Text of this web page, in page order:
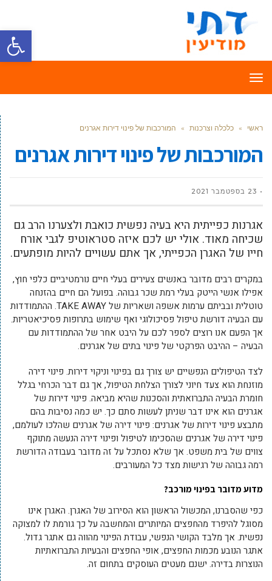
פתח
תפריט
ראשי » כלכלה וצרכנות » המורכבות של פינוי דירות אגרנים
המורכבות של פינוי דירות אגרנים
23 בספטמבר 2021
אגרנות כפייתית היא בעיה נפשית כואבת ולצערנו הרב גם
שכיחה מאוד. אולי יש לכם איזה סטראוטיפ לגבי אורח
חייו של האגרן הכפייתי, אך אתם עשויים להיות מופתעים.
במקרים רבים מדובר באנשים צעירים בעלי חיים נורמטיביים כלפי חוץ,
אפילו אנשי הייטק בעלי רמת שכר גבוהה. בפועל הם חיים בהזנחה
טוטלית ובביתם ערמות אשפה ושאריות של TAKE AWAY. ההתמודדות
עם הבעיה דורשת טיפול פסיכולוגי ואף שימוש בתרופות פסיכיאטריות.
אך הפעם אנו רוצים לספר לכם על היבט אחר של ההתמודדות עם
הבעיה – ההיבט הפרקטי של פינוי בתים של אגרנים.
לצד הטיפולים הנפשיים יש צורך גם בפינוי וניקוי דירות. פינוי דירה
מוזנחת הוא צעד חיוני לצורך הצלחת הטיפול, אך גם דבר הכרחי בגלל
חומרת הבעיה התברואתית והסכנות שהיא מביאה. פינוי דירות של
אגרנים הוא אינו דבר שניתן לעשות סתם כך. יש כמה נסיבות בהם
מתבצע פינוי דירות של אגרנים: פינוי דירה של אגרנים שהלכו לעולמם,
פינוי דירה של אגרנים שהסכימו לטיפול ופינוי דירה הנעשה מתוקף
צווים של בית משפט. אך שלא נסתכל על זה מדובר בעבודה הדורשת
רמה גבוהה של רגישות מצד כל המעורבים.
מדוע מדובר בפינוי מורכב?
כפי שהסברנו, המכשול הראשון הוא הסירוב של האגרן. האגרן אינו
מסוגל להיפרד מהחפצים המיותרים והמחשבה על כך גורמת לו למצוקה
נפשית. אך מלבד הקושי הנפשי, עבודת הפינוי מהווה גם אתגר גדול.
אתגר הנובע מכמות החפצים, אופי החפצים והבעיות התברואתיות
הנוצרות בדירה. ישנם מעטים העוסקים בתחום זה.